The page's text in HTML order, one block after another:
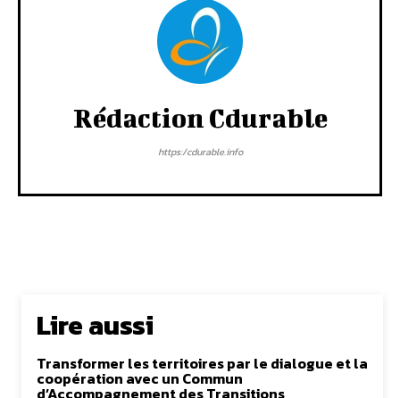
Rédaction Cdurable
https:/cdurable.info
Lire aussi
Transformer les territoires par le dialogue et la
coopération avec un Commun